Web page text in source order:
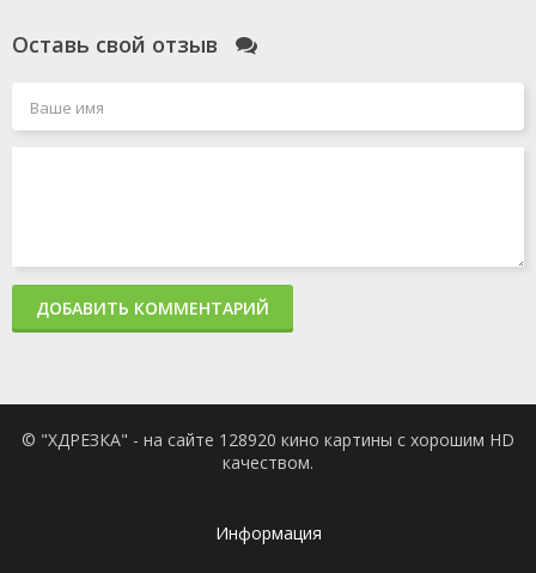
Оставь свой отзыв
ДОБАВИТЬ КОММЕНТАРИЙ
© "ХДРЕЗКА" - на сайте 128920 кино картины с хорошим HD
качеством.
Информация